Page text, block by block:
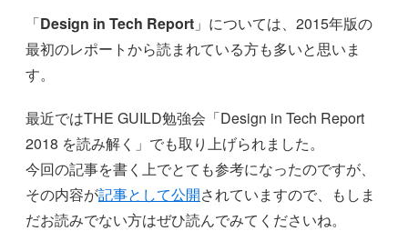
「Design in Tech Report 」については、2015年版の
最初のレポートから読まれている方も多いと思いま
す。
最近ではTHE GUILD勉強会「Design in Tech Report
2018 を読み解く」でも取り上げられました。
今回の記事を書く上でとても参考になったのですが、
その内容が記事として公開されていますので、もしま
だお読みでない方はぜひ読んでみてくださいね。